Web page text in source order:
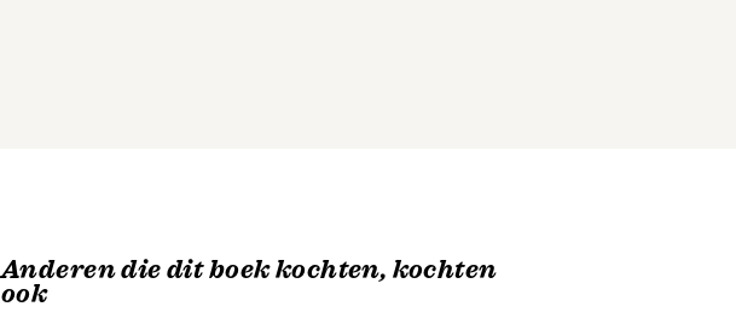
Anderen die dit boek kochten, kochten
ook